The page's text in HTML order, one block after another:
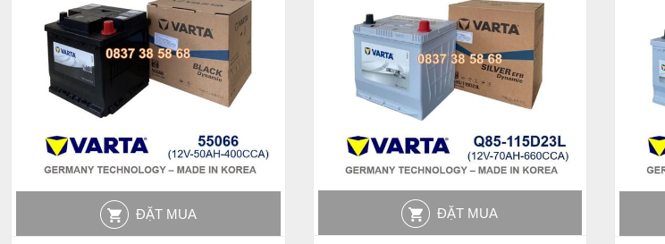
ĐẶT MUA ĐẶT MUA